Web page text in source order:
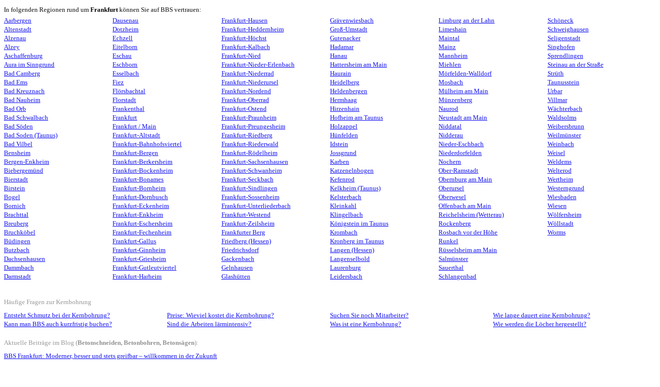
In folgenden Regionen rund um Frankfurtkönnen Sie auf BBS vertrauen:
Aarbergen
Altenstadt
Alzenau
Alzey
Aschaffenburg
Aura im Sinngrund
Bad Camberg
Bad Ems
Bad Kreuznach
Bad Nauheim
Bad Orb
Bad Schwalbach
Bad Söden
Bad Soden (Taunus)
Bad Vilbel
Bensheim
Bergen-Enkheim
Biebergemünd
Bierstadt
Birstein
Bogel
Bornich
Brachttal
Breuberg
Bruchköbel
Büdingen
Butzbach
Dachsenhausen
Dammbach
Darmstadt
Dausenau
Dotzheim
Echzell
Eitelborn
Eschau
Eschborn
Esselbach
Fiez
Flörsbachtal
Florstadt
Frankenthal
Frankfurt
Frankfurt / Main
Frankfurt-Altstadt
Frankfurt-Bahnhofsviertel
Frankfurt-Bergen
Frankfurt-Berkersheim
Frankfurt-Bockenheim
Frankfurt-Bonames
Frankfurt-Bornheim
Frankfurt-Dornbusch
Frankfurt-Eckenheim
Frankfurt-Enkheim
Frankfurt-Eschersheim
Frankfurt-Fechenheim
Frankfurt-Gallus
Frankfurt-Ginnheim
Frankfurt-Griesheim
Frankfurt-Gutleutviertel
Frankfurt-Harheim
Frankfurt-Hausen
Frankfurt-Heddernheim
Frankfurt-Höchst
Frankfurt-Kalbach
Frankfurt-Nied
Frankfurt-Nieder-Erlenbach
Frankfurt-Niederrad
Frankfurt-Niederursel
Frankfurt-Nordend
Frankfurt-Oberrad
Frankfurt-Ostend
Frankfurt-Praunheim
Frankfurt-Preungesheim
Frankfurt-Riedberg
Frankfurt-Riederwald
Frankfurt-Rödelheim
Frankfurt-Sachsenhausen
Frankfurt-Schwanheim
Frankfurt-Seckbach
Frankfurt-Sindlingen
Frankfurt-Sossenheim
Frankfurt-Unterliederbach
Frankfurt-Westend
Frankfurt-Zeilsheim
Frankfurter Berg
Friedberg (Hessen)
Friedrichsdorf
Gackenbach
Gelnhausen
Glashütten
Grävenwiesbach
Groß-Umstadt
Gutenacker
Hadamar
Hanau
Hattersheim am Main
Haurain
Heidelberg
Heldenbergen
Hermhaag
Hirzenhain
Hofheim am Taunus
Holzappel
Hünfelden
Idstein
Jossgrund
Karben
Katzenelnbogen
Kefenrod
Kelkheim (Taunus)
Kelsterbach
Kleinkahl
Klingelbach
Königstein im Taunus
Krombach
Kronberg im Taunus
Langen (Hessen)
Langenselbold
Laurenburg
Leidersbach
Limburg an der Lahn
Limeshain
Maintal
Mainz
Mannheim
Miehlen
Mörfelden-Walldorf
Mosbach
Mülheim am Main
Münzenberg
Naurod
Neustadt am Main
Niddatal
Nidderau
Nieder-Eschbach
Niederdorfelden
Nochern
Ober-Ramstadt
Obernburg am Main
Oberursel
Oberwesel
Offenbach am Main
Reichelsheim (Wetterau)
Rockenberg
Rosbach vor der Höhe
Runkel
Rüsselsheim am Main
Salmünster
Sauerthal
Schlangenbad
Schöneck
Schweighausen
Seligenstadt
Singhofen
Sprendlingen
Steinau an der Straße
Strüth
Taunusstein
Urbar
Villmar
Wächterbach
Waldsolms
Weibersbrunn
Weilmünster
Weinbach
Weisel
Weldems
Welterod
Wertheim
Westerngrund
Wiesbaden
Wiesen
Wölfersheim
Wöllstadt
Worms
Häufige Fragen zur Kernbohrung
Entsteht Schmutz bei der Kernbohrung?
Kann man BBS auch kurzfristig buchen?
Preise: Wieviel kostet die Kernbohrung?
Sind die Arbeiten lärmintensiv?
Suchen Sie noch Mitarbeiter?
Was ist eine Kernbohrung?
Wie lange dauert eine Kernbohrung?
Wie werden die Löcher hergestellt?
Aktuelle Beiträge im Blog (Betonschneiden, Betonbohren, Betonsägen):
BBS Frankfurt: Moderner, besser und stets greifbar – willkommen in der Zukunft